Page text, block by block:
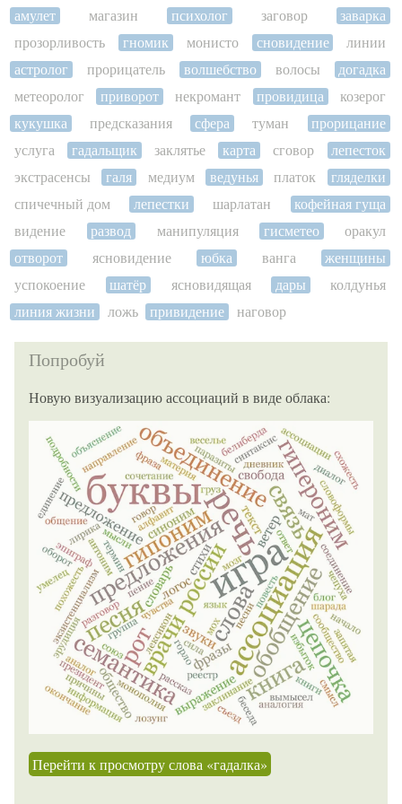
амулет магазин психолог заговор
заварка
прозорливость
гномик монисто сновидение
линии
астролог
прорицатель волшебство волосы
догадка
метеоролог
приворот некромант провидица
козерог
кукушка
предсказания сфера туман
прорицание
услуга
гадальщик заклятье карта сговор
лепесток
экстрасенсы
галя медиум ведунья платок
гляделки
спичечный дом
лепестки шарлатан
кофейная гуща
видение
развод манипуляция гисметео
оракул
отворот
ясновидение юбка ванга
женщины
успокоение
шатёр ясновидящая дары
колдунья
линия жизни
ложь привидение наговор
Попробуй
Новую визуализацию ассоциаций в виде облака:
Перейти к просмотру слова «гадалка»